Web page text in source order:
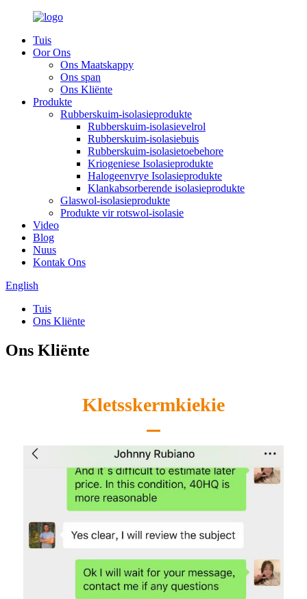
Tuis
Oor Ons
Ons Maatskappy
Ons span
Ons Kliënte
Produkte
Rubberskuim-isolasieprodukte
Rubberskuim-isolasievelrol
Rubberskuim-isolasiebuis
Rubberskuim-isolasietoebehore
Kriogeniese Isolasieprodukte
Halogeenvrye Isolasieprodukte
Klankabsorberende isolasieprodukte
Glaswol-isolasieprodukte
Produkte vir rotswol-isolasie
Video
Blog
Nuus
Kontak Ons
English
Tuis
Ons Kliënte
Ons Kliënte
Kletsskermkiekie